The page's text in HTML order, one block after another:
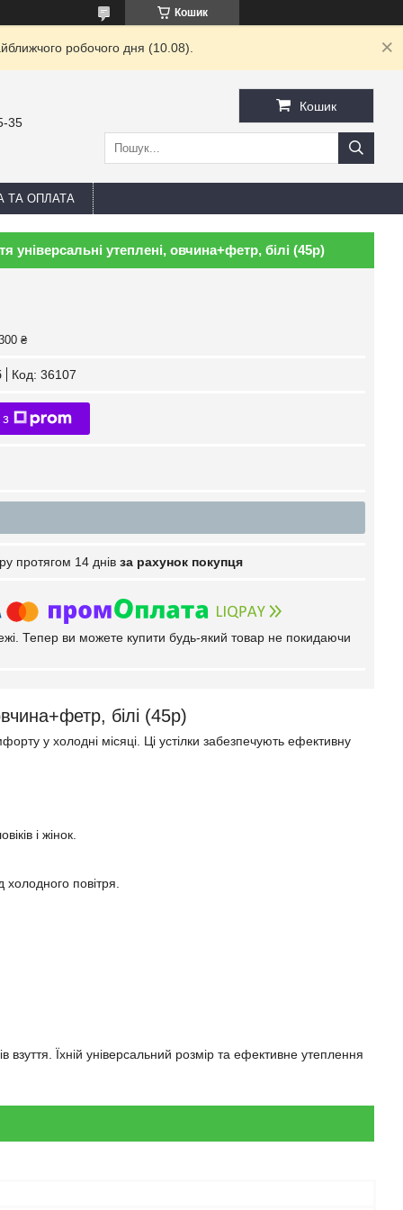
Кошик
робочого дня (10.08).
35
Кошик
ТА ОПЛАТА
універсальні утеплені, овчина+фетр, білі (45р)
₴
Код: 36107
протягом 14 днів за рахунок покупця
Тепер ви можете купити будь-який товар не покидаючи
білі (45р)
у холодні місяці. Ці устілки забезпечують ефективну
і жінок.
повітря.
взуття. Їхній універсальний розмір та ефективне утеплення